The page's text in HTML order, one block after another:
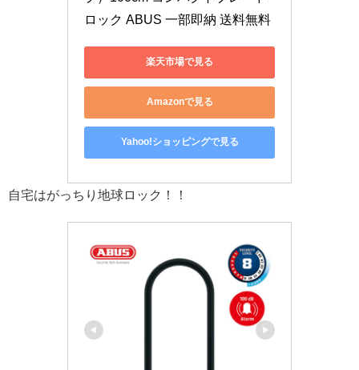
ロック ABUS 一部即納 送料無料
楽天市場で見る
Amazonで見る
Yahoo!ショッピングで見る
自宅はがっちり地球ロック！！